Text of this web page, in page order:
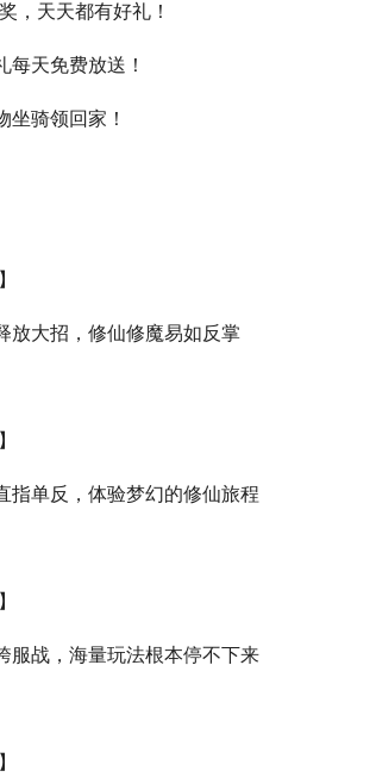
，天天都有好礼！
天免费放送！
坐骑领回家！
放大招，修仙修魔易如反掌
指单反，体验梦幻的修仙旅程
服战，海量玩法根本停不下来